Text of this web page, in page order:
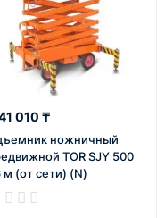
010 ₸
ножничный
TOR SJY 500
м (от сети) (N)